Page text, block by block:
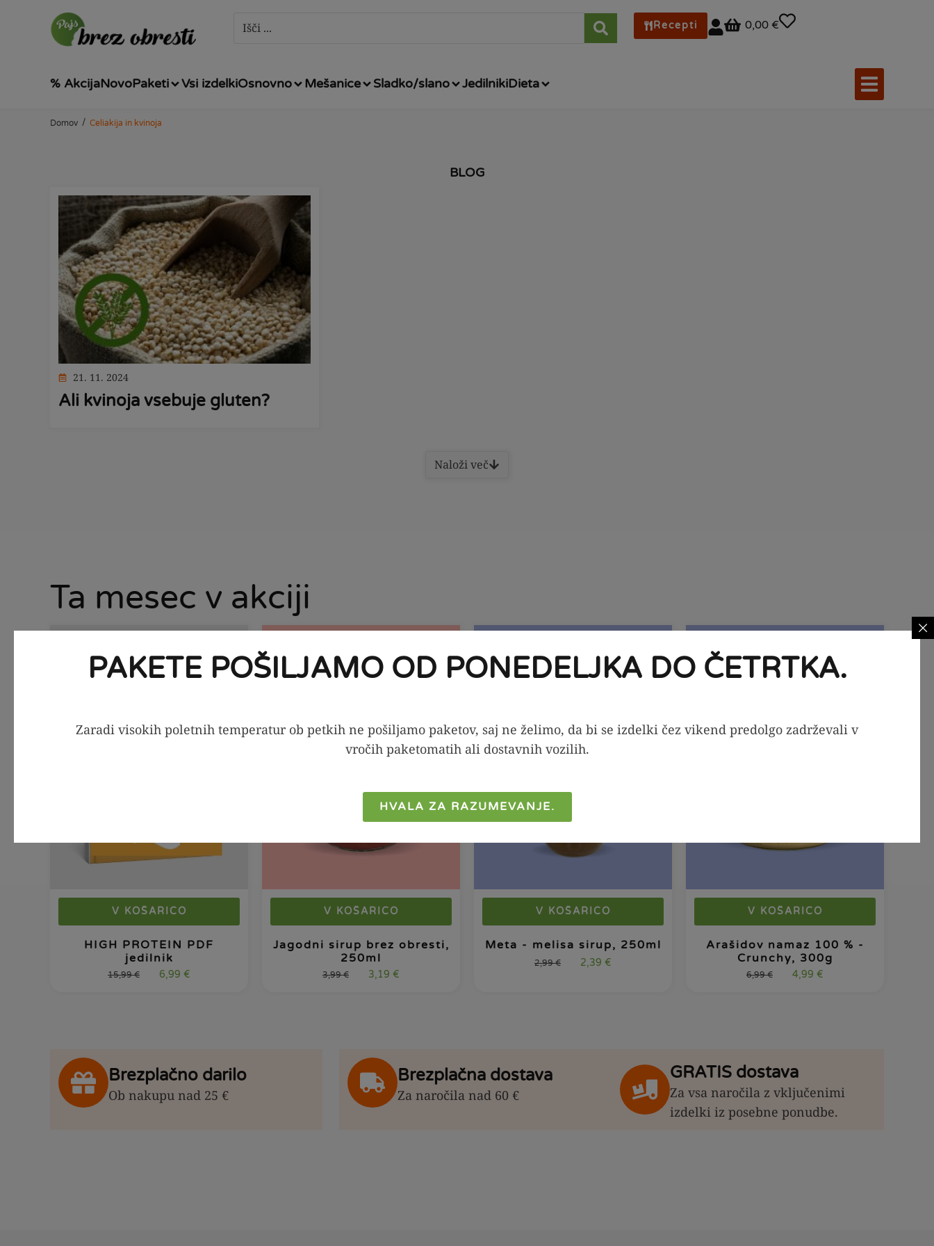
Recepti 0,00 €
% AkcijaNovoPaketi Vsi izdelkiOsnovno Mešanice Sladko/slano JedilnikiDieta
Domov / Celiakija in kvinoja
BLOG
21. 11. 2024
Ali kvinoja vsebuje gluten?
Naloži več
Ta mesec v akciji
V KOŠARICO
HIGH PROTEIN PDF
jedilnik
15,99€ 6,99 €
V KOŠARICO
Jagodni sirup brez obresti,
250ml
3,99€ 3,19 €
V KOŠARICO
Meta - melisa sirup, 250ml
2,99€ 2,39 €
V KOŠARICO
Arašidov namaz 100 % -
Crunchy, 300g
6,99€ 4,99 €
Brezplačno darilo
Ob nakupu nad 25 €
Brezplačna dostava
Za naročila nad 60 €
GRATIS dostava
Za vsa naročila z vključenimi
izdelki iz posebne ponudbe.
PAKETE POŠILJAMO OD PONEDELJKA DO ČETRTKA.
Zaradi visokih poletnih temperatur ob petkih ne pošiljamo paketov, saj ne želimo, da bi se izdelki čez vikend predolgo zadrževali v
vročih paketomatih ali dostavnih vozilih.
HVALA ZA RAZUMEVANJE.